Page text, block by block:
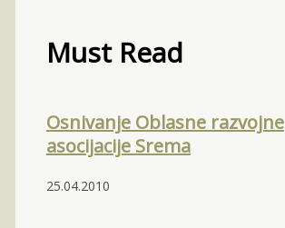
Must Read
Osnivanje Oblasne razvojne
asocijacije Srema
25.04.2010